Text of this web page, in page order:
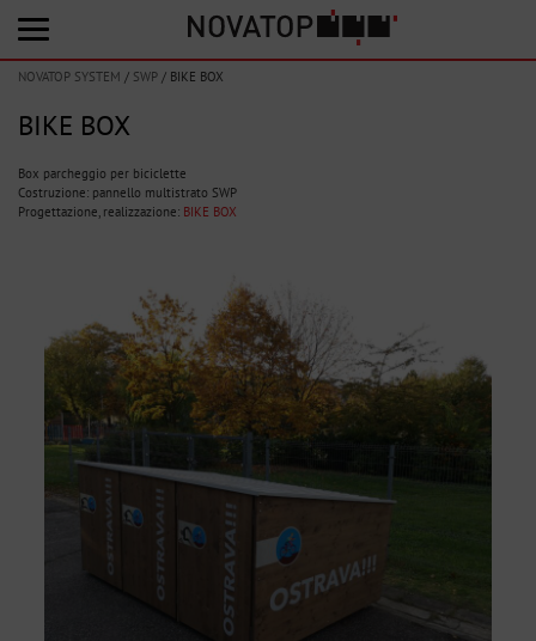
NOVATOP SYSTEM / SWP / BIKE BOX
BIKE BOX
Box parcheggio per biciclette
Costruzione: pannello multistrato SWP
Progettazione, realizzazione: BIKE BOX